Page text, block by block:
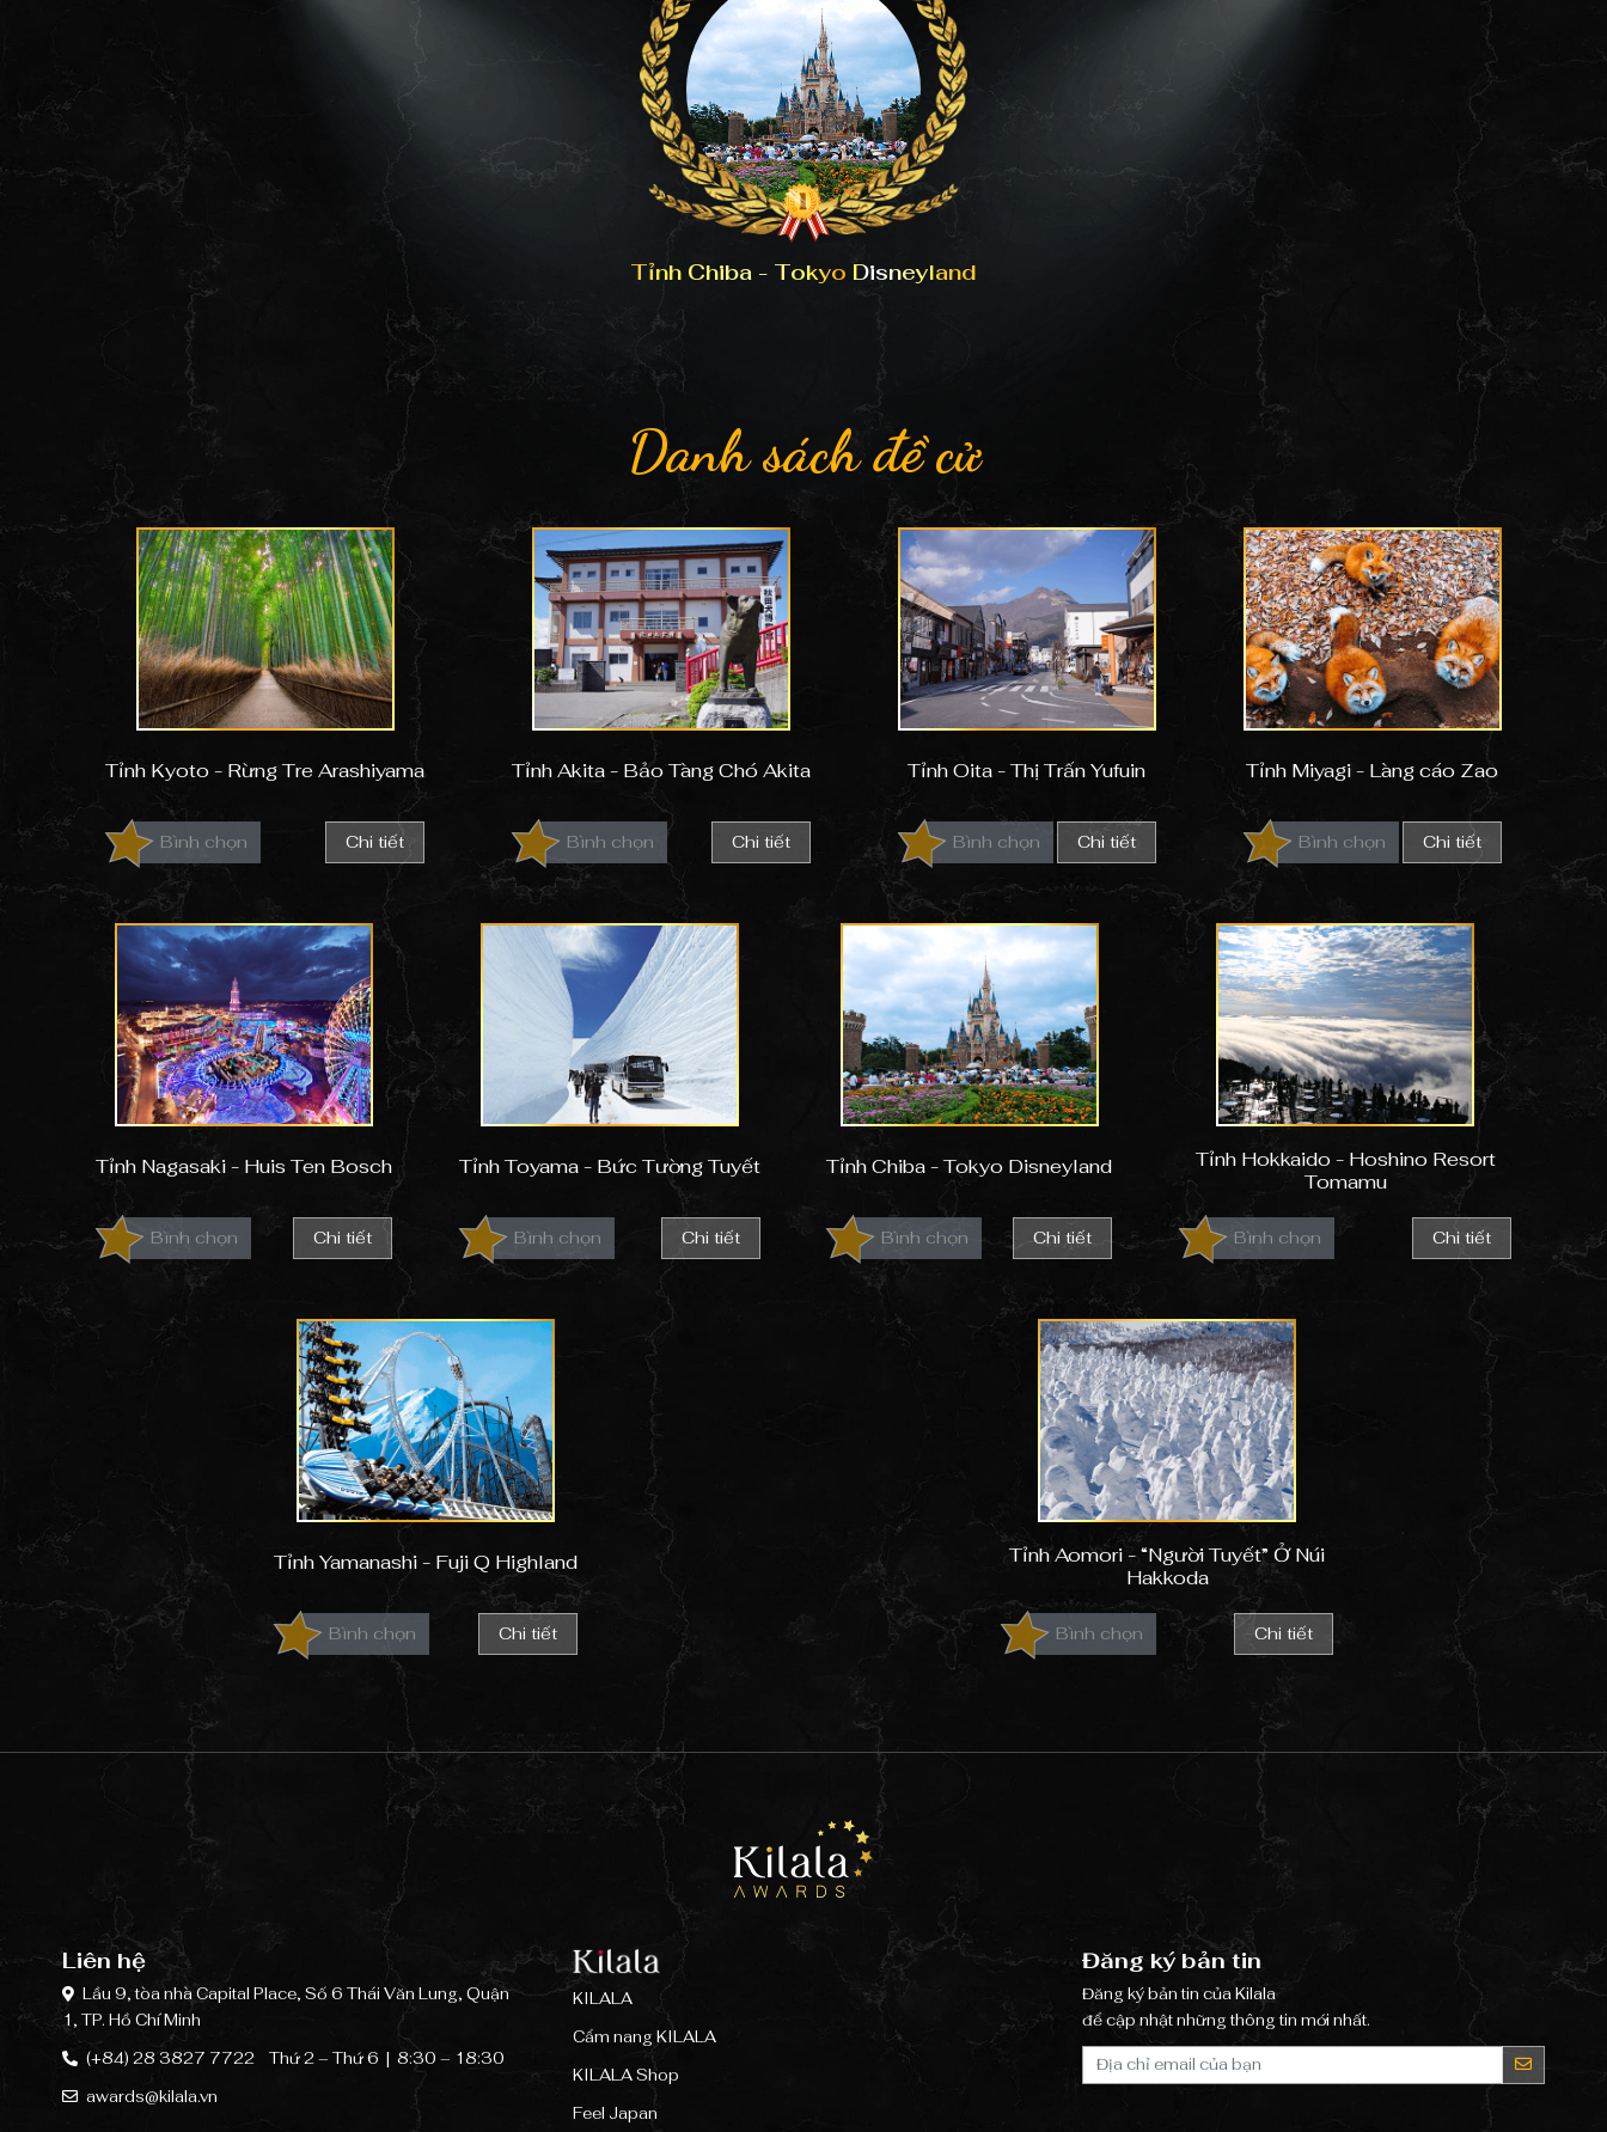
Tỉnh Chiba - Tokyo Disneyland
Danh sách đề cử
Tỉnh Kyoto - Rừng Tre Arashiyama
Bình chọn Chi tiết
Tỉnh Akita - Bảo Tàng Chó Akita
Bình chọn Chi tiết
Tỉnh Oita - Thị Trấn Yufuin
Bình chọn Chi tiết
Tỉnh Miyagi - Làng cáo Zao
Bình chọn Chi tiết
Tỉnh Nagasaki - Huis Ten Bosch
Bình chọn Chi tiết
Tỉnh Toyama - Bức Tường Tuyết
Bình chọn Chi tiết
Tỉnh Chiba - Tokyo Disneyland
Bình chọn Chi tiết
Tỉnh Hokkaido - Hoshino Resort
Tomamu
Bình chọn Chi tiết
Tỉnh Yamanashi - Fuji Q Highland
Bình chọn Chi tiết
Tỉnh Aomori - “Người Tuyết” Ở Núi
Hakkoda
Bình chọn Chi tiết
Liên hệ
Lầu 9, tòa nhà Capital Place, Số 6 Thái Văn Lung, Quận
1, TP. Hồ Chí Minh
(+84) 28 3827 7722 Thứ 2 – Thứ 6 | 8:30 – 18:30
awards@kilala.vn
KILALA
Cẩm nang KILALA
KILALA Shop
Feel Japan
Đăng ký bản tin
Đăng ký bản tin của Kilala
để cập nhật những thông tin mới nhất.